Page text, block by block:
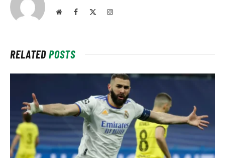
WebsiteFacebook Instagram
RELATEDPOSTS